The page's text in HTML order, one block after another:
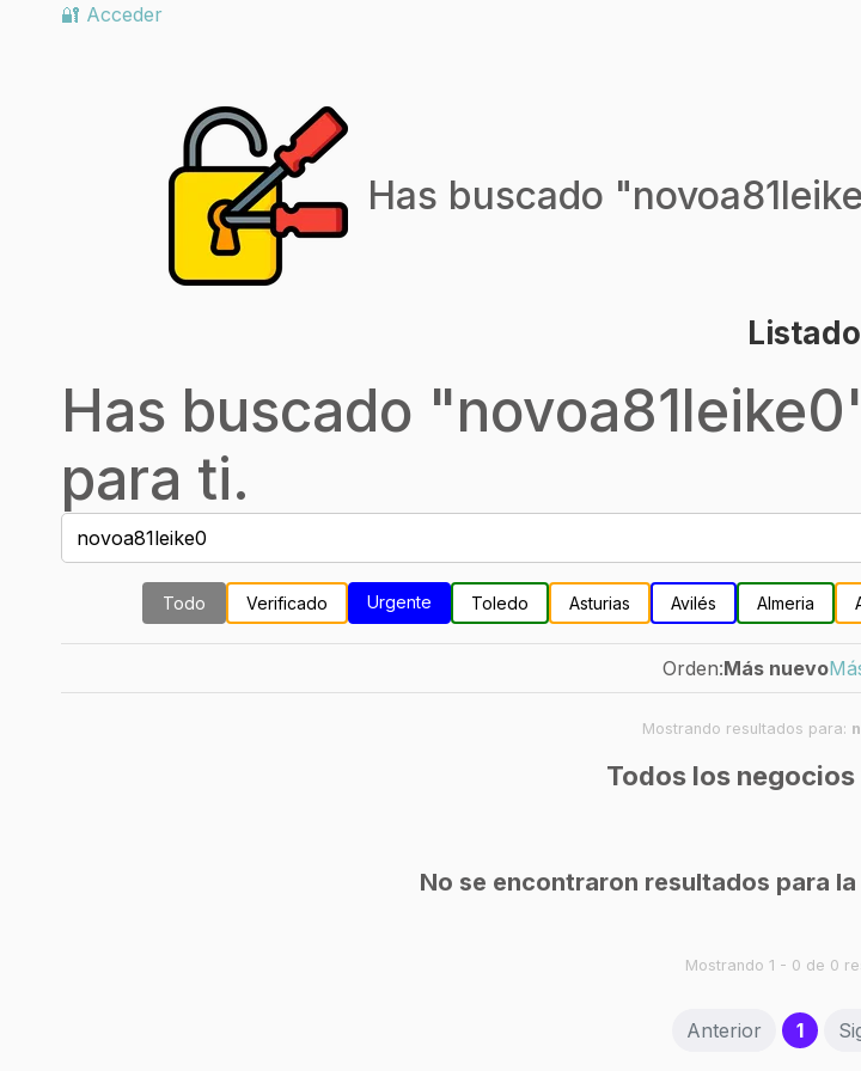
🔐 Acceder
Has buscado "
Listado
Has buscado "novoa81leike0
para ti.
Todo Verificado Urgente Toledo Asturias Avilés Almeria
Orden:Más nuevo
Mostrando resultados para:
Todos los
No se encontraron resultados para
Mostrando 1 - 0 de 0
Anterior 1